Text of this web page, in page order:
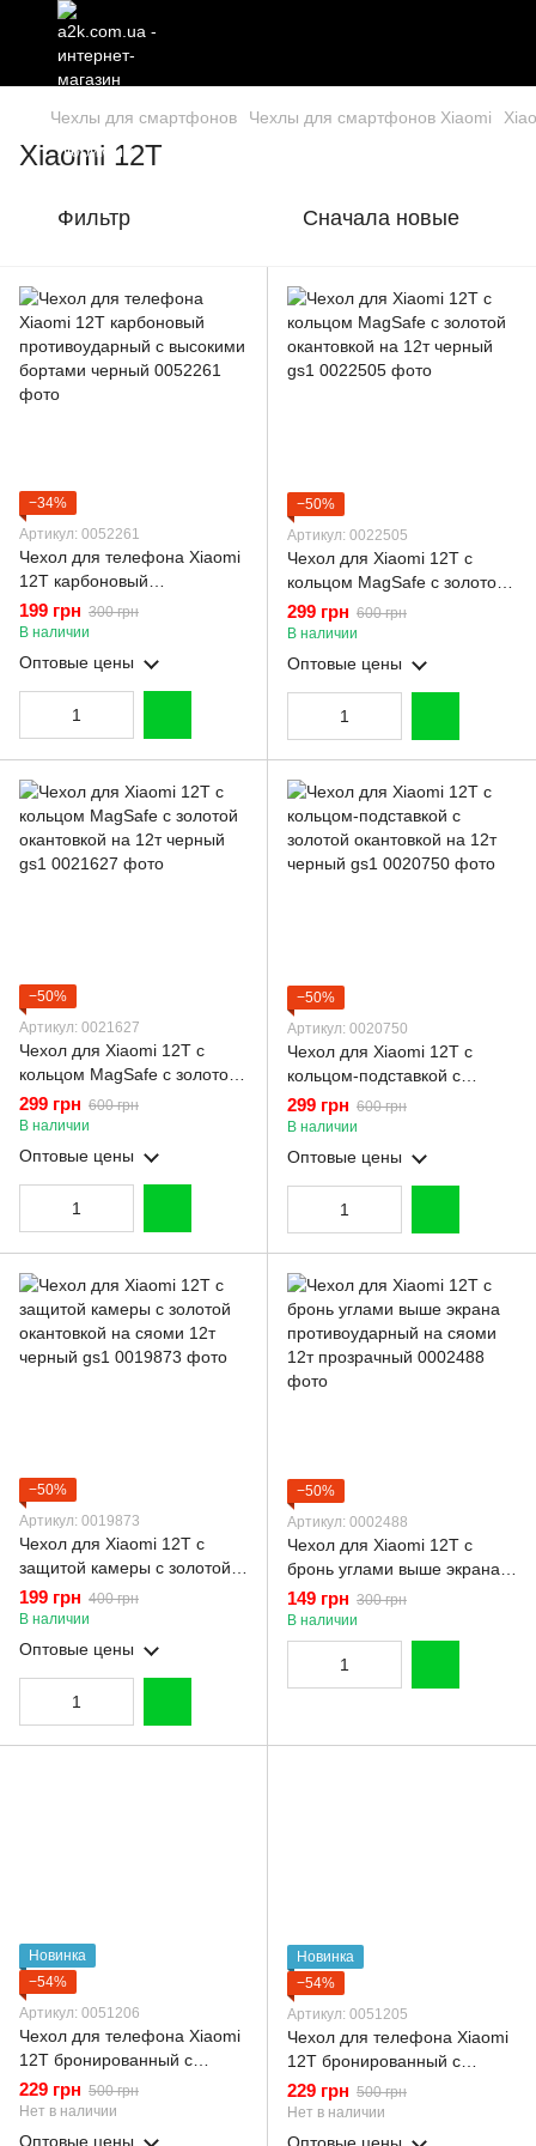
Чехлы для смартфонов Чехлы для смартфонов Xiaomi
Xiaomi 12T
Фильтр Сначала новые
−34%
Артикул: 0052261
Чехол для телефона Xiaomi
12T карбоновый
противоударный с высокими
бортами черный
199 грн 300 грн
В наличии
Оптовые цены
−50%
Артикул: 0022505
Чехол для Xiaomi 12T с
кольцом MagSafe с золотой
окантовкой на 12т черный
gs1
299 грн 600 грн
В наличии
Оптовые цены
−50%
Артикул: 0021627
Чехол для Xiaomi 12T с
кольцом MagSafe с золотой
окантовкой на 12т черный
gs1
299 грн 600 грн
В наличии
Оптовые цены
−50%
Артикул: 0020750
Чехол для Xiaomi 12T с
кольцом-подставкой с
золотой окантовкой на 12т
черный gs1
299 грн 600 грн
В наличии
Оптовые цены
−50%
Артикул: 0019873
Чехол для Xiaomi 12T с
защитой камеры с золотой
окантовкой на сяоми 12т
черный gs1
199 грн 400 грн
В наличии
Оптовые цены
−50%
Артикул: 0002488
Чехол для Xiaomi 12T с
бронь углами выше экрана
противоударный на сяоми
12т прозрачный
149 грн 300 грн
В наличии
Новинка
−54%
Артикул: 0051206
Чехол для телефона Xiaomi
12T бронированный с
магнитным кольцом и
защитой камеры черный
229 грн 500 грн
Нет в наличии
Оптовые цены
Новинка
−54%
Артикул: 0051205
Чехол для телефона Xiaomi
12T бронированный с
магнитным кольцом и
защитой камеры темно-
синий
229 грн 500 грн
Нет в наличии